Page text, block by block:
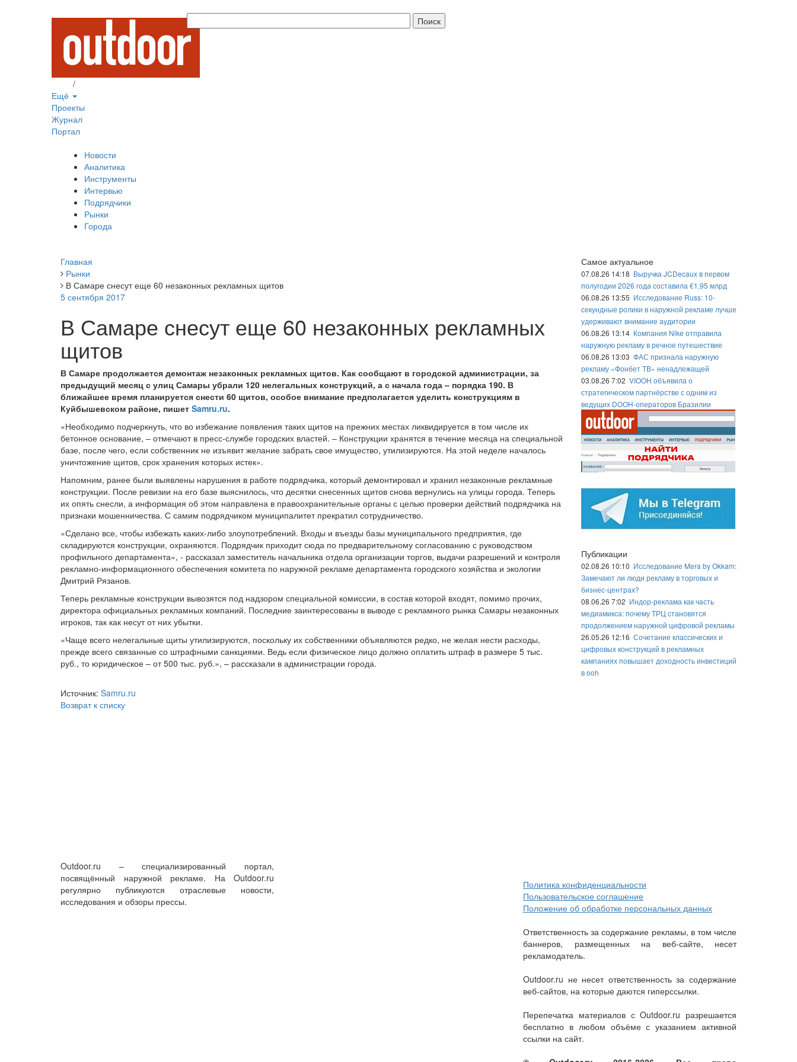
/
Ещё
Проекты
Журнал
Портал
Новости
Аналитика
Инструменты
Интервью
Подрядчики
Рынки
Города
Главная
Рынки
В Самаре снесут еще 60 незаконных рекламных щитов
5 сентября 2017
В Самаре снесут еще 60 незаконных рекламных
щитов
В Самаре продолжается демонтаж незаконных рекламных щитов. Как сообщают в городской администрации, за
предыдущий месяц с улиц Самары убрали 120 нелегальных конструкций, а с начала года – порядка 190. В
ближайшее время планируется снести 60 щитов, особое внимание предполагается уделить конструкциям в
Куйбышевском районе, пишет Samru.ru.
«Необходимо подчеркнуть, что во избежание появления таких щитов на прежних местах ликвидируется в том числе их
бетонное основание, – отмечают в пресс-службе городских властей. – Конструкции хранятся в течение месяца на специальной
базе, после чего, если собственник не изъявит желание забрать свое имущество, утилизируются. На этой неделе началось
уничтожение щитов, срок хранения которых истек».
Напомним, ранее были выявлены нарушения в работе подрядчика, который демонтировал и хранил незаконные рекламные
конструкции. После ревизии на его базе выяснилось, что десятки снесенных щитов снова вернулись на улицы города. Теперь
их опять снесли, а информация об этом направлена в правоохранительные органы с целью проверки действий подрядчика на
признаки мошенничества. С самим подрядчиком муниципалитет прекратил сотрудничество.
«Сделано все, чтобы избежать каких-либо злоупотреблений. Входы и въезды базы муниципального предприятия, где
складируются конструкции, охраняются. Подрядчик приходит сюда по предварительному согласованию с руководством
профильного департамента», - рассказал заместитель начальника отдела организации торгов, выдачи разрешений и контроля
рекламно-информационного обеспечения комитета по наружной рекламе департамента городского хозяйства и экологии
Дмитрий Рязанов.
Теперь рекламные конструкции вывозятся под надзором специальной комиссии, в состав которой входят, помимо прочих,
директора официальных рекламных компаний. Последние заинтересованы в выводе с рекламного рынка Самары незаконных
игроков, так как несут от них убытки.
«Чаще всего нелегальные щиты утилизируются, поскольку их собственники объявляются редко, не желая нести расходы,
прежде всего связанные со штрафными санкциями. Ведь если физическое лицо должно оплатить штраф в размере 5 тыс.
руб., то юридическое – от 500 тыс. руб.», – рассказали в администрации города.
Источник: Samru.ru
Возврат к списку
Самое актуальное
07.08.26 14:18 Выручка JCDecaux в первом
полугодии 2026 года составила €1,95 млрд
06.08.26 13:55 Исследование Russ: 10-
секундные ролики в наружной рекламе лучше
удерживают внимание аудитории
06.08.26 13:14 Компания Nike отправила
наружную рекламу в речное путешествие
06.08.26 13:03 ФАС признала наружную
рекламу «Фонбет ТВ» ненадлежащей
03.08.26 7:02 VIOOH объявила о
стратегическом партнёрстве с одним из
ведущих DOOH-операторов Бразилии
Публикации
02.08.26 10:10 Исследование Mera by Okkam:
Замечают ли люди рекламу в торговых и
бизнес-центрах?
08.06.26 7:02 Индор-реклама как часть
медиамикса: почему ТРЦ становятся
продолжением наружной цифровой рекламы
26.05.26 12:16 Сочетание классических и
цифровых конструкций в рекламных
кампаниях повышает доходность инвестиций
в ooh
Outdoor.ru – специализированный портал,
посвящённый наружной рекламе. На Outdoor.ru
регулярно публикуются отраслевые новости,
исследования и обзоры прессы.
Политика конфиденциальности
Пользовательское соглашение
Положение об обработке персональных данных
Ответственность за содержание рекламы, в том числе
баннеров, размещенных на веб-сайте, несет
рекламодатель.
Outdoor.ru не несет ответственность за содержание
веб-сайтов, на которые даются гиперссылки.
Перепечатка материалов с Outdoor.ru разрешается
бесплатно в любом объёме с указанием активной
ссылки на сайт.